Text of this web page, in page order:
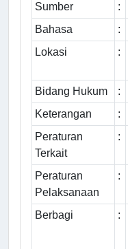
Sumber :
Bahasa
:
Lokasi
:
Bidang Hukum
:
Keterangan
:
Peraturan
Terkait
:
Peraturan
Pelaksanaan
:
Berbagi :